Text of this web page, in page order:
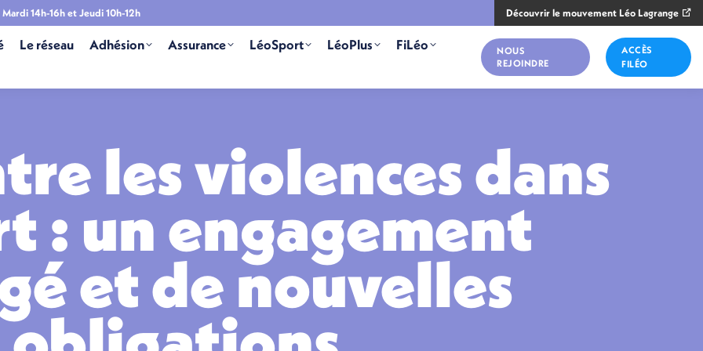
Mardi 14h-16h et Jeudi 10h-12h Découvrir le mouvement Léo Lagrange
Le réseau Adhésion Assurance LéoSport LéoPlus FiLéo
NOUS
REJOINDRE
ACCÈS
FILÉO
les violences dans
: un engagement
et de nouvelles